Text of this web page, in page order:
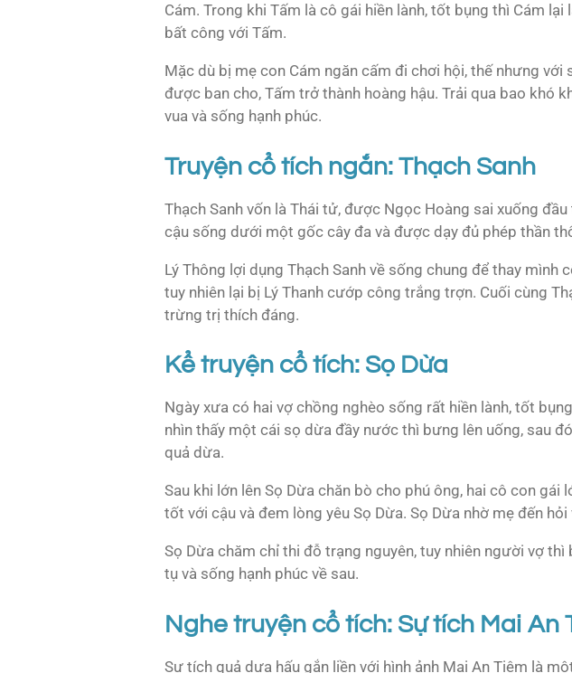
Cám. Trong khi Tấm là cô gái hiền lành, tốt bụng thì Cám
bất công với Tấm.
Mặc dù bị mẹ con Cám ngăn cấm đi chơi hội, thế nhưng
được ban cho, Tấm trở thành hoàng hậu. Trải qua bao khó
vua và sống hạnh phúc.
Truyện cổ tích ngắn: Thạch Sanh
Thạch Sanh vốn là Thái tử, được Ngọc Hoàng sai xuống
cậu sống dưới một gốc cây đa và được dạy đủ phép thần
Lý Thông lợi dụng Thạch Sanh về sống chung để thay mình
tuy nhiên lại bị Lý Thanh cướp công trắng trợn. Cuối cùng
trừng trị thích đáng.
Kể truyện cổ tích: Sọ Dừa
Ngày xưa có hai vợ chồng nghèo sống rất hiền lành, tốt
nhìn thấy một cái sọ dừa đầy nước thì bưng lên uống, sau
quả dừa.
Sau khi lớn lên Sọ Dừa chăn bò cho phú ông, hai cô con
tốt với cậu và đem lòng yêu Sọ Dừa. Sọ Dừa nhờ mẹ đến
Sọ Dừa chăm chỉ thi đỗ trạng nguyên, tuy nhiên người vợ
tụ và sống hạnh phúc về sau.
Nghe truyện cổ tích: Sự tích Mai An
Sự tích quả dưa hấu gắn liền với hình ảnh Mai An Tiêm là